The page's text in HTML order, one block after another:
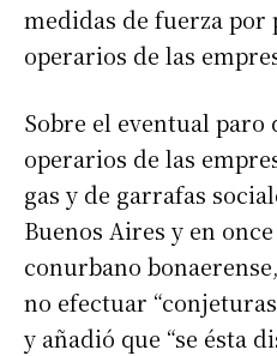
medidas de fuerza por
operarios de las
Sobre el eventual paro
operarios de las
gas y de garrafas
Buenos Aires y en
conurbano
no efectuar
y añadió que “se ésta